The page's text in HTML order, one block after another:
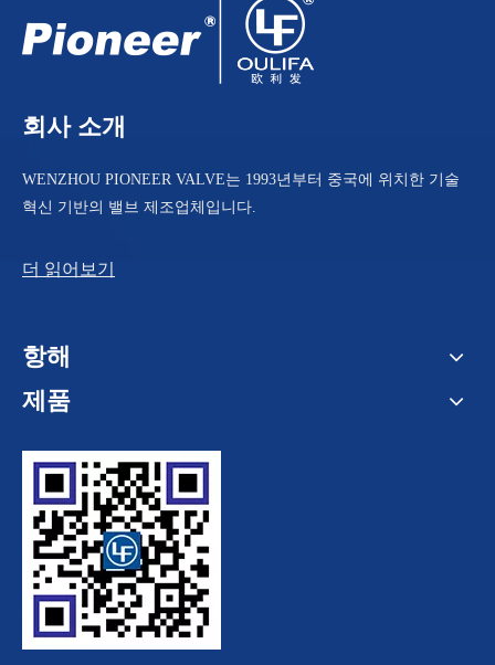
회사 소개
WENZHOU PIONEER VALVE는 1993년부터 중국에 위치한 기술
혁신 기반의 밸브 제조업체입니다.
더 읽어보기
항해
제품